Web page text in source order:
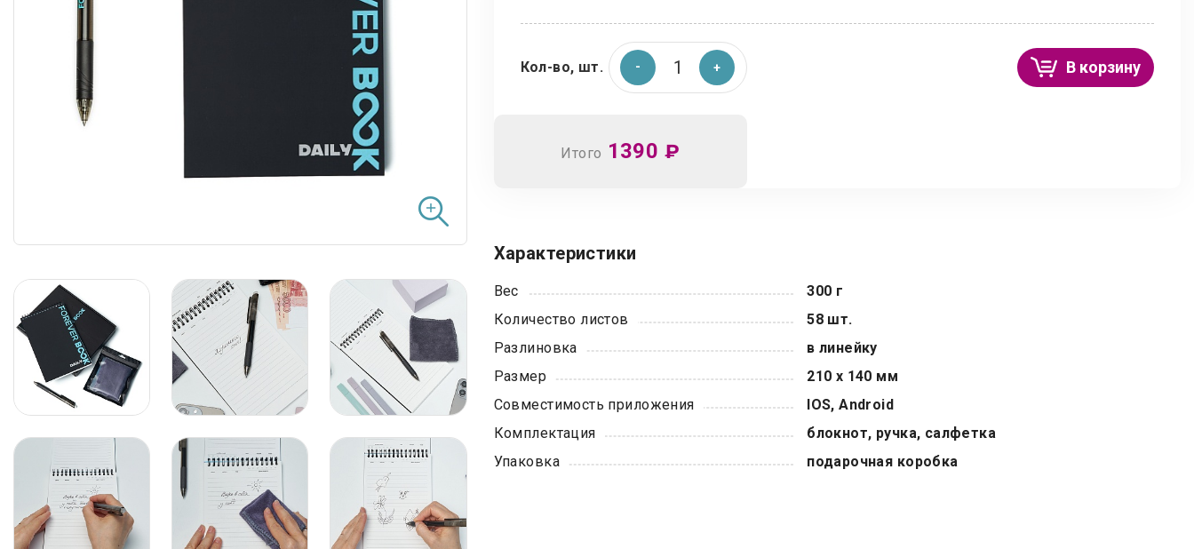
Кол-во, шт. В корзину
Итого 1390 ₽
Характеристики
Вес
300 г
Количество листов
58 шт.
Разлиновка
в линейку
Размер
210 х 140 мм
Совместимость приложения
IOS, Android
Комплектация
блокнот, ручка, салфетка
Упаковка
подарочная коробка